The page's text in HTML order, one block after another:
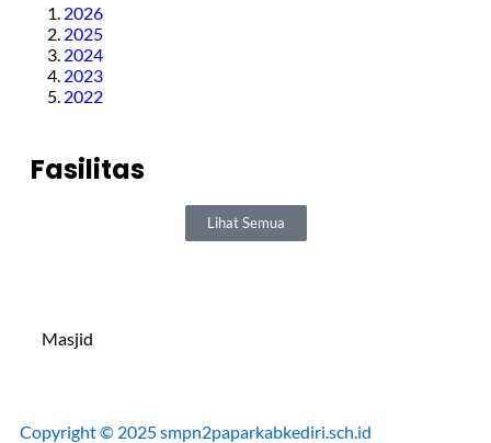
2026
2025
2024
2023
2022
Fasilitas
Lihat Semua
Masjid
Copyright © 2025 smpn2paparkabkediri.sch.id